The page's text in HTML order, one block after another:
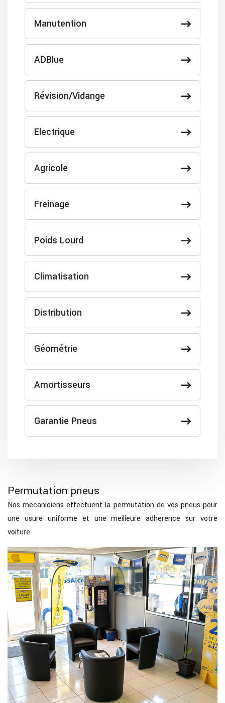
Manutention
ADBlue
Révision/Vidange
Electrique
Agricole
Freinage
Poids Lourd
Climatisation
Distribution
Géométrie
Amortisseurs
Garantie Pneus
Permutation pneus
Nos mecaniciens effectuent la permutation de vos pneus pour
une usure uniforme et une meilleure adherence sur votre
voiture